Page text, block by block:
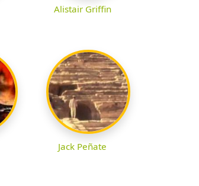
Alistair Griffin
Jack Peñate